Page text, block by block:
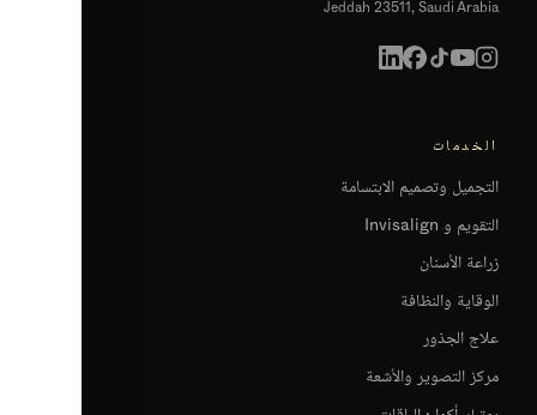
Jeddah 23511, Saudi Arabia
الخدمات
التجميل وتصميم الابتسامة
التقويم و Invisalign
زراعة الأسنان
الوقاية والنظافة
علاج الجذور
مركز التصوير والأشعة